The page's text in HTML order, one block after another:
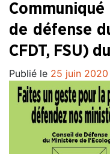
Communiqué
de défense
CFDT, FSU)
Publié le 25 juin 2020